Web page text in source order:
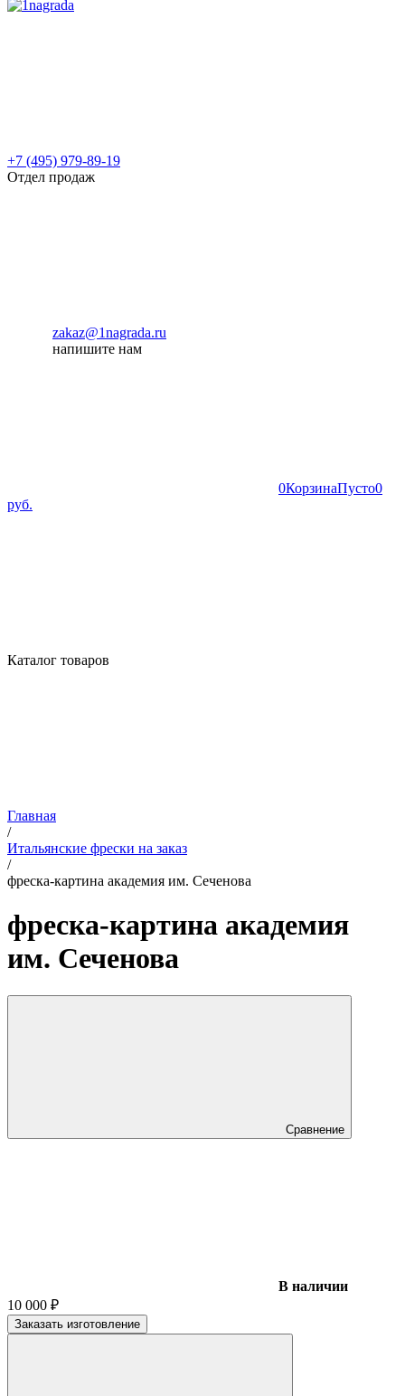
+7 (495) 979-89-19
Отдел продаж
zakaz@1nagrada.ru
напишите нам
0КорзинаПусто0
руб.
Каталог товаров
Главная
/
Итальянские фрески на заказ
/
фреска-картина академия им. Сеченова
фреска-картина академия
им. Сеченова
Сравнение
В наличии
10 000 ₽
Заказать изготовление